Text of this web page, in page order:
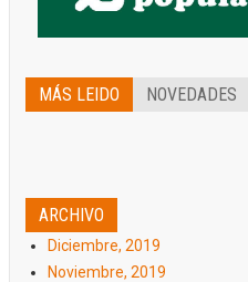
MÁS LEIDO NOVEDADES
ARCHIVO
Diciembre, 2019
Noviembre, 2019